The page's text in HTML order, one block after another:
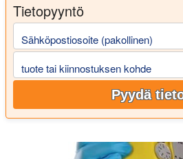
Tietopyyntö
Sähköpostiosoite (pakollinen)
tuote tai kiinnostuksen kohde
Pyydä